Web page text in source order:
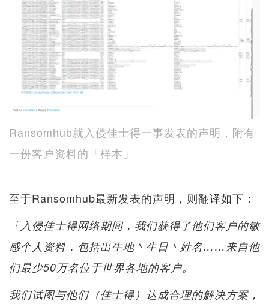
Ransomhub就入侵佳士得一事发表的声明，附有
一份客户资料的「样本」
至于Ransomhub最新发表的声明，则翻译如下：
「入侵佳士得网络期间，我们获得了他们客户的敏
感个人资料，包括出生地丶生日丶姓名……来自他
们最少50万名位于世界各地的客户。
我们试图与他们（佳士得）达成合理的解决方案，